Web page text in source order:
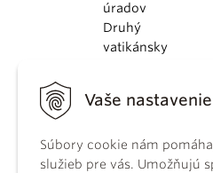
Vaše
Súbory cookie nám
služieb pre vás. Umožňujú
úradov
Druhý
vatikánsky
KBS
kánonického
práva